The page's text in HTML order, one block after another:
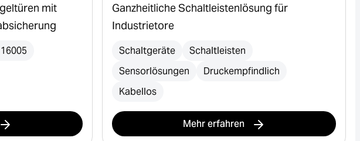
mit
Ganzheitliche Schaltleistenlösung für
Industrietore
Schaltgeräte
Schaltleisten
Sensorlösungen
Druckempfindlich
Kabellos
Mehr erfahren